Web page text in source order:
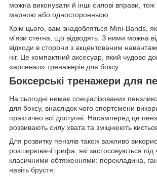
можна виконувати й інші силові вправи, тож
марною або односторонньою.
Крім цього, вам знадобляться Mini-Bands,
м'язи стегна, що відводять. З ними можна
відходи в сторони з акцентованим
ніг. Це компактний аксесуар, який чудово
«арсенал» тренажерів для боксу.
Боксерські тренажери для
На сьогодні немає спеціалізованих
для боксу, внаслідок чого спортсмени
практично всі доступні. Насамперед це
розвивають силу хвата та зміцнюють
Для розвитку пензлів також важливо
розширювачі грифа, які застосовуються під
класичними обтяженнями: перекладина,
навіть брустя.